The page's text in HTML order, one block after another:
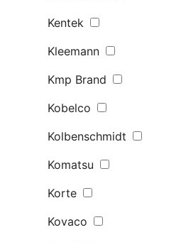
Kentek
Kleemann
Kmp Brand
Kobelco
Kolbenschmidt
Komatsu
Korte
Kovaco